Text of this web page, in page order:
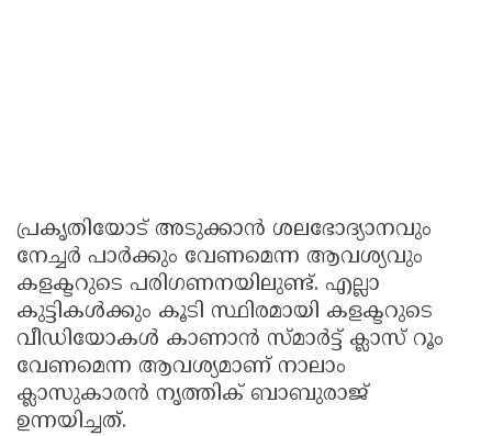
പ്രകൃതിയോട് അടുക്കാൻ ശലഭോദ്യാനവും
നേച്ചർ പാർക്കും വേണമെന്ന ആവശ്യവും
കളക്ടറുടെ പരിഗണനയിലുണ്ട്. എല്ലാ
കുട്ടികൾക്കും കൂടി സ്ഥിരമായി കളക്ടറുടെ
വീഡിയോകൾ കാണാൻ സ്മാർട്ട് ക്ലാസ് റൂം
വേണമെന്ന ആവശ്യമാണ് നാലാം
ക്ലാസുകാരൻ നൃത്തിക് ബാബുരാജ്
ഉന്നയിച്ചത്.